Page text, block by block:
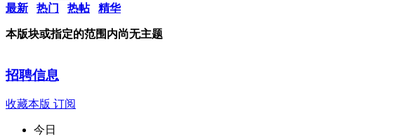
最新
热门 热帖 精华
本版块或指定的范围内尚无主题
招聘信息
收藏本版 订阅
今日